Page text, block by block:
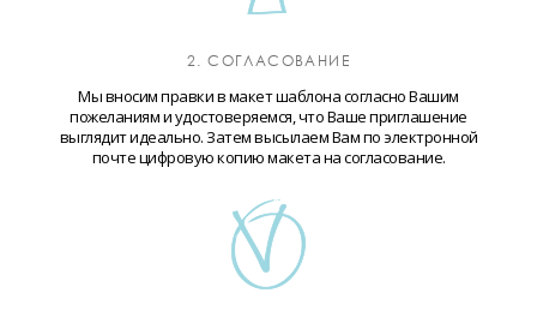
2. СОГЛАСОВАНИЕ
Мы вносим правки в макет шаблона согласно Вашим
пожеланиям и удостоверяемся, что Ваше приглашение
выглядит идеально. Затем высылаем Вам по электронной
почте цифровую копию макета на согласование.